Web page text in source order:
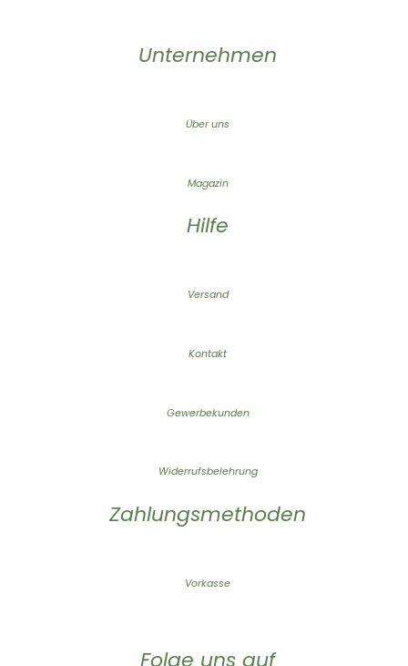
Unternehmen
Über uns
Magazin
Hilfe
Versand
Kontakt
Gewerbekunden
Widerrufsbelehrung
Zahlungsmethoden
Vorkasse
Folge uns auf